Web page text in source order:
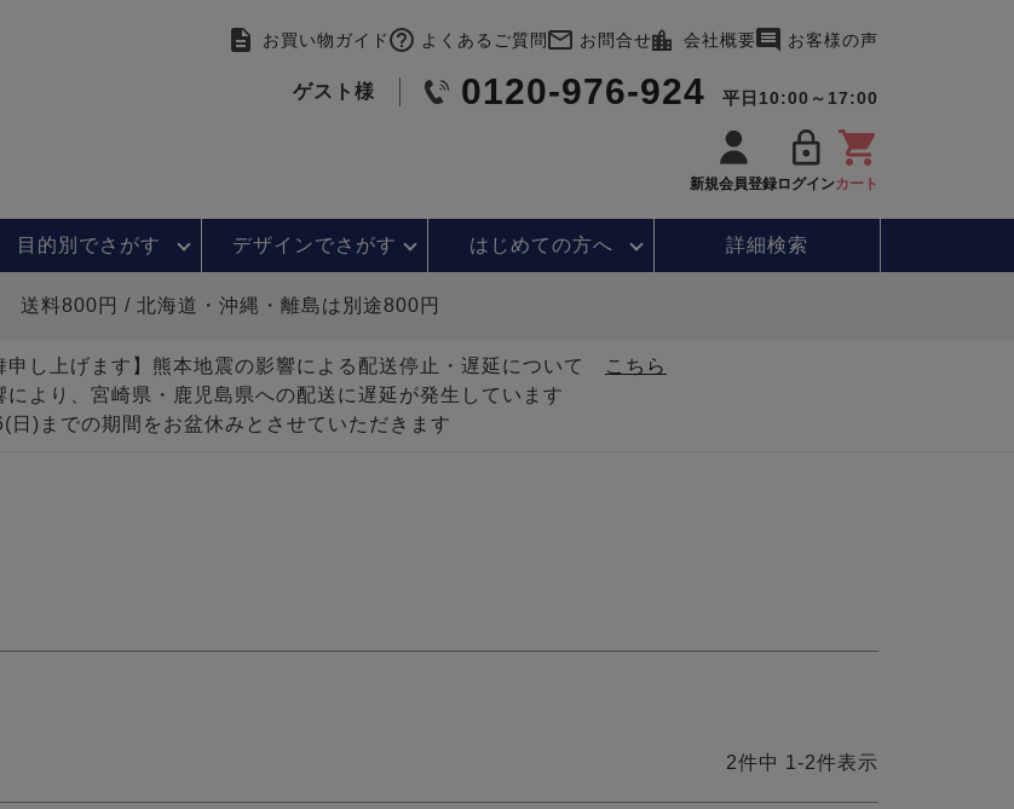
お買い物ガイド よくあるご質問 お問合せ 会社概要 お客様の声
ゲスト様 0120-976-924 平日10:00～17:00
新規会員登録ログインカート
目的別でさがす デザインでさがす はじめての方へ 詳細検索
送料800円 / 北海道・沖縄・離島は別途800円
申し上げます】熊本地震の影響による配送停止・遅延について
こちら
により、宮崎県・鹿児島県への配送に遅延が発生しています
日)までの期間をお盆休みとさせていただきます
2件中 1 -2件表示